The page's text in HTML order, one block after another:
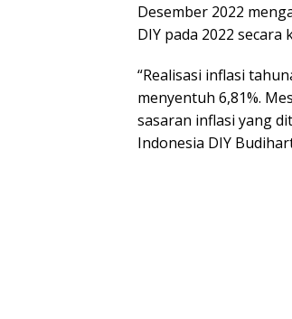
Desember 2022
DIY pada 2022 secara
“Realisasi inflasi
menyentuh 6,81%.
sasaran inflasi yang
Indonesia DIY